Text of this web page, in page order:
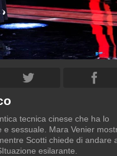
tecnica cinese che ha lo
sessuale. Mara Venier
Scotti chiede di andare
esilarante.